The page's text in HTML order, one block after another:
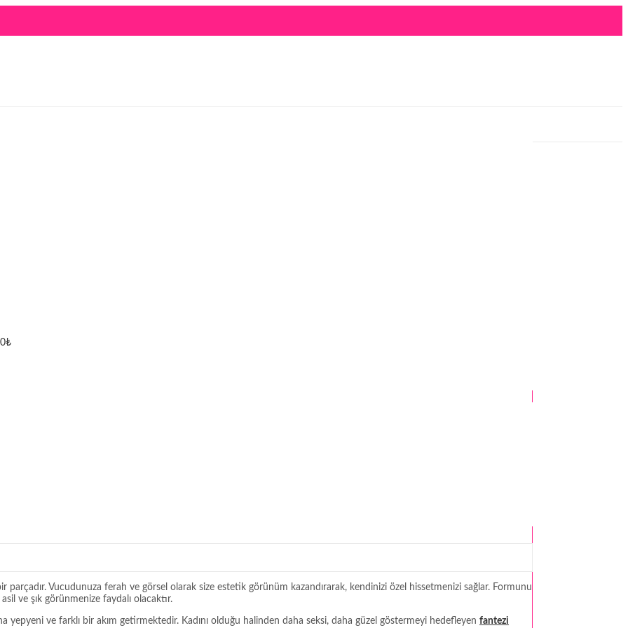
₺
parçadır. Vucudunuza ferah ve görsel olarak size estetik görünüm kazandırarak, kendinizi özel hissetmenizi sağlar. Formunu
ve şık görünmenize faydalı olacaktır.
yepyeni ve farklı bir akım getirmektedir. Kadını olduğu halinden daha seksi, daha güzel göstermeyi hedefleyen fantezi